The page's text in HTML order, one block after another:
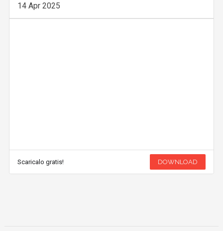
14 Apr 2025
Scaricalo gratis! DOWNLOAD